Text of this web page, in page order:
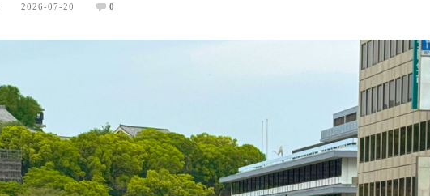
2026-07-20 0